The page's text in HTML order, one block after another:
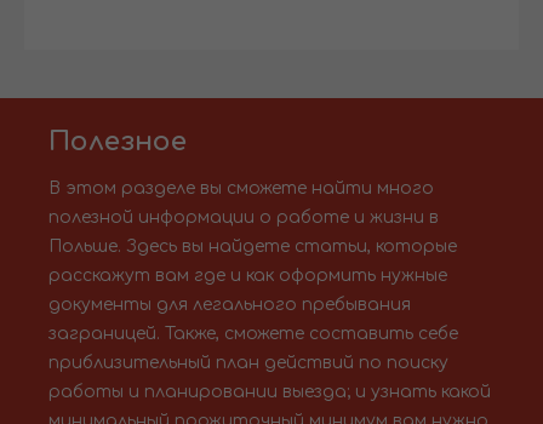
Полезное
В этом разделе вы сможете найти много
полезной информации о работе и жизни в
Польше. Здесь вы найдете статьи, которые
расскажут вам где и как оформить нужные
документы для легального пребывания
заграницей. Также, сможете составить себе
приблизительный план действий по поиску
работы и планировании выезда; и узнать какой